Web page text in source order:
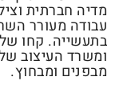
מדיה חברתית
עבודה מעורר
בתעשייה. קחו
ומשרד העיצוב
מבפנים ומבחוץ.